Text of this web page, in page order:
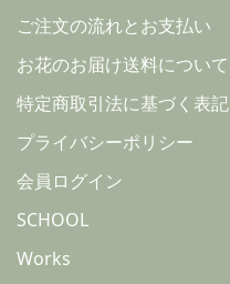
ご注文の流れとお支払い
お花のお届け送料について
特定商取引法に基づく表記
プライバシーポリシー
会員ログイン
SCHOOL
Works